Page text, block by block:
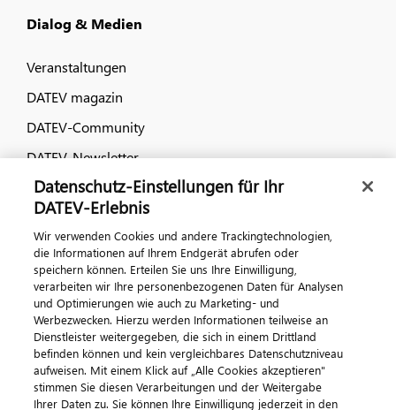
Dialog & Medien
Veranstaltungen
DATEV magazin
DATEV-Community
DATEV-Newsletter
Kontaktieren Sie uns
ImpressumDatenschutzAGB Kontakt
Cookie-Einstellungen
Datenschutz-Einstellungen für Ihr
DATEV-Erlebnis
Wir verwenden Cookies und andere Trackingtechnologien,
die Informationen auf Ihrem Endgerät abrufen oder
speichern können. Erteilen Sie uns Ihre Einwilligung,
verarbeiten wir Ihre personenbezogenen Daten für Analysen
und Optimierungen wie auch zu Marketing- und
Werbezwecken. Hierzu werden Informationen teilweise an
Dienstleister weitergegeben, die sich in einem Drittland
befinden können und kein vergleichbares Datenschutzniveau
aufweisen. Mit einem Klick auf „Alle Cookies akzeptieren"
stimmen Sie diesen Verarbeitungen und der Weitergabe
Ihrer Daten zu. Sie können Ihre Einwilligung jederzeit in den